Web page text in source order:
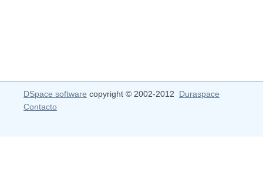
DSpace software copyright © 2002-2012 Duraspace
Contacto